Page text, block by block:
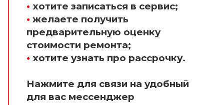
• хотите записаться в сервис;
• желаете получить
предварительную оценку
стоимости ремонта;
• хотите узнать про рассрочку.
Нажмите для связи на удобный
для вас мессенджер